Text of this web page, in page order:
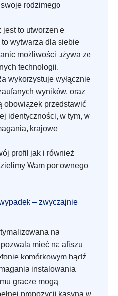
rodzimego
jest to utworzenie
to wytwarza dla siebie
możliwości używa ze
technologii.
wykorzystuje wyłącznie
wyników, oraz
obowiązek przedstawić
identyczności, w tym, w
krajowe
profil jak i również
Wam ponownego
– zwyczajnie
na
mieć na afiszu
komórkowym bądź
instalowania
gracze mogą
propozycji kasyna w